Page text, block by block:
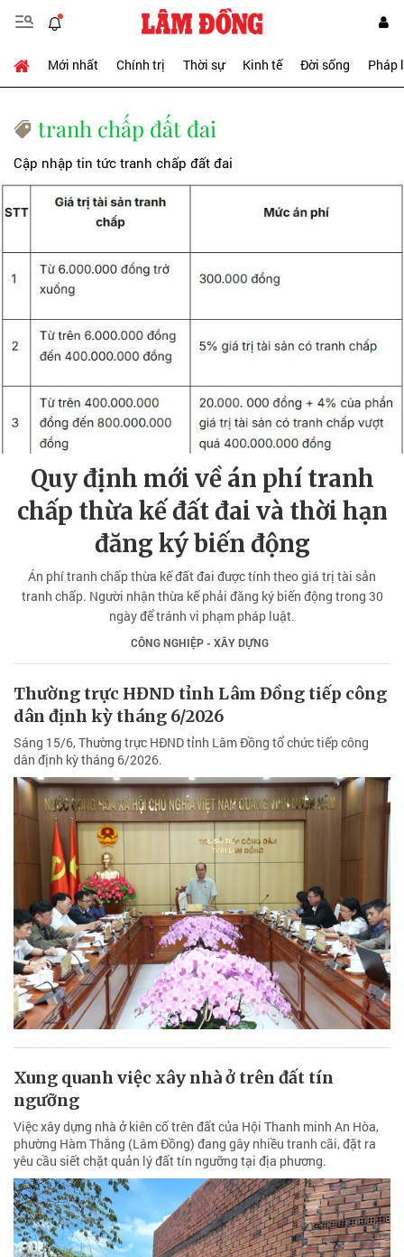
Mới nhất Chính trị Thời sự Kinh tế Đời sống Pháp
tranh chấp đất đai
Cập nhập tin tức tranh chấp đất đai
Quy định mới về án phí tranh
chấp thừa kế đất đai và thời hạn
đăng ký biến động
Án phí tranh chấp thừa kế đất đai được tính theo giá trị tài sản
tranh chấp. Người nhận thừa kế phải đăng ký biến động trong 30
ngày để tránh vi phạm pháp luật.
CÔNG NGHIỆP - XÂY DỰNG
Thường trực HĐND tỉnh Lâm Đồng tiếp công
dân định kỳ tháng 6/2026
Sáng 15/6, Thường trực HĐND tỉnh Lâm Đồng tổ chức tiếp công
dân định kỳ tháng 6/2026.
Xung quanh việc xây nhà ở trên đất tín
ngưỡng
Việc xây dựng nhà ở kiên cố trên đất của Hội Thanh minh An Hòa,
phường Hàm Thắng (Lâm Đồng) đang gây nhiều tranh cãi, đặt ra
yêu cầu siết chặt quản lý đất tín ngưỡng tại địa phương.